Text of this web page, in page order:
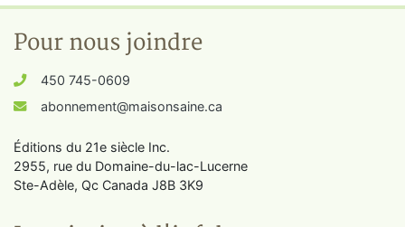
Pour nous joindre
450 745-0609
abonnement@maisonsaine.ca
Éditions du 21e siècle Inc.
2955, rue du Domaine-du-lac-Lucerne
Ste-Adèle, Qc Canada J8B 3K9